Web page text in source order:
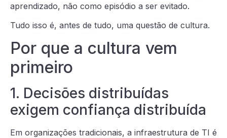
aprendizado, não como episódio a ser evitado.
Tudo isso é, antes de tudo, uma questão de cultura.
Por que a cultura vem
primeiro
1. Decisões distribuídas
exigem confiança distribuída
Em organizações tradicionais, a infraestrutura de TI é